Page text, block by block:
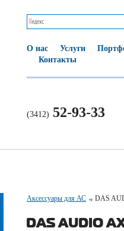
О нас Услуги
Контакты
(3412) 52-93-33
Аксессуары для АС DAS
DAS AUDIO